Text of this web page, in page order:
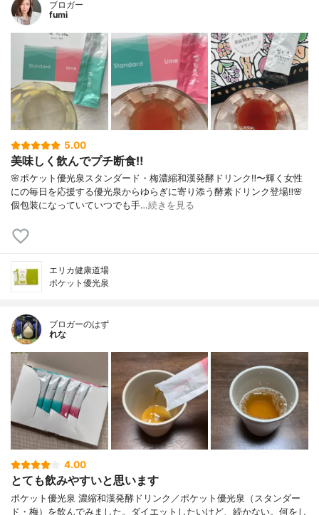
ブロガー
fumi
5.00
美味しく飲んでプチ断食‼️
🌸ポケット優光泉スタンダード・梅濃縮和漢発酵ドリンク‼️〜輝く女性
にの毎日を応援する優光泉からゆらぎに寄り添う酵素ドリンク登場‼️🌸
個包装になっていていつでも手…続きを見る
エリカ健康道場
ポケット優光泉
ブロガーのはず
れな
4.00
とても飲みやすいと思います
ポケット優光泉 濃縮和漢発酵ドリンク／ポケット優光泉（スタンダー
ド・梅）を飲んでみました。ダイエットしたいけど、続かない。何をし